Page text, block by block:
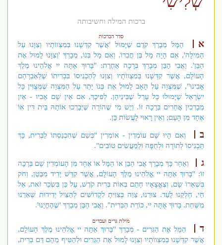
ברכות המילה וחשיבותה
סדר הברכות
הַמָּל מְבָרֵךְ קֹדֶם שֶׁיָּמוּל 'אֲשֶׁר קִדְּשָׁנוּ בְּמִצְווֹתָיו וְצִוָּנוּ עַל
הַמִּילָה', אִם הָיָה מָל בֶּן חֲבֵרוֹ. וְאִם מָל בְּנוֹ, מְבָרֵךְ 'וְצִוָּנוּ לָמוּל אֶת
הַבֵּן'. וַאֲבִי הַבֵּן מְבָרֵךְ בְּרָכָה אַחֶרֶת: "בָּרוּךְ אַתָּה יי אֱלֹהֵינוּ מֶלֶךְ
הָעוֹלָם, אֲשֶׁר קִדְּשָׁנוּ בְּמִצְווֹתָיו וְצִוָּנוּ לְהַכְנִיסוֹ בִּבְרִיתוֹ שֶׁלְּאַבְרָהָם
אָבִינוּ", שֶׁמִּצְוָה עַל הָאָב לָמוּל אֶת בְּנוֹ יָתֵר עַל הַמִּצְוָה שֶׁמְּצֻוִּין כָּל
יִשְׂרָאֵל שֶׁיָּמוּלוּ כָּל עָרֵל שֶׁבֵּינֵיהֶן. לְפִיכָךְ, אִם אֵין שָׁם אָבִיו - אֵין
מְבָרְכִין אֲחֵרִים בְּרָכָה זוֹ. וְיֵשׁ מִי שֶׁהוֹרָה שֶׁיְּבָרְכוּ אוֹתָהּ בֵּית דִּין אוֹ
אֶחָד מִן הָעָם; וְאֵין רָאוּי לַעֲשׂוֹת כֵּן.
וְאִם הָיוּ שָׁם עוֹמְדִין - אוֹמְרִין "כְּשֵׁם שֶׁהִכְנַסְתּוֹ לַבְּרִית, כָּךְ
תַּכְנִיסוֹ לְתוֹרָה וּלְחֻפָּה וּלְמַעֲשִׂים טוֹבִים".
וְאַחַר כָּךְ מְבָרֵךְ אֲבִי הַבֵּן אוֹ הַמָּל אוֹ אֶחָד מִן הָעוֹמְדִין שָׁם בְּרָכָה
זוֹ: "בָּרוּךְ אַתָּה יי אֱלֹהֵינוּ מֶלֶךְ הָעוֹלָם, אֲשֶׁר קִדַּשׁ יָדִיד מִבֶּטֶן, וְחֹק
בִּשְׁאֵרוֹ שָׂם, וְצֶאֱצָאָיו חָתַם בְּאוֹת בְּרִית קֹדֶשׁ, עַל כֵּן בִּשְׂכַר זֹאת, אֵל
חַי, חֶלְקֵנוּ לָעַד. צוּרֵנוּ, צַוֵּה כְּצִוִּיתָ לִקְדוֹשִׁים לְהַצִּיל יְדִידוּת שְׁאֵרֵנוּ
מִשַּׁחַת. בָּרוּךְ אַתָּה יי, כּוֹרֵת הַבְּרִית". וַאֲבִי הַבֵּן מְבָרֵךְ 'שֶׁהֶחֱיָנוּ'.
מילת גרים ועבדים
הַמָּל אֶת הַגֵּרִים - מְבָרֵךְ "בָּרוּךְ אַתָּה יי אֱלֹהֵינוּ מֶלֶךְ הָעוֹלָם,
אֲשֶׁר קִדְּשָׁנוּ בְּמִצְווֹתָיו וְצִוָּנוּ לָמוּל אֶת הַגֵּרִים וּלְהַטִּיף מֵהֶם דַּם בְּרִית,